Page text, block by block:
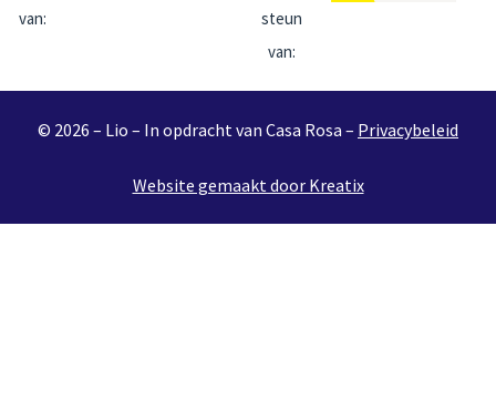
van:
steun
van:
© 2026 – Lio – In opdracht van Casa Rosa – Privacybeleid
Website gemaakt door Kreatix